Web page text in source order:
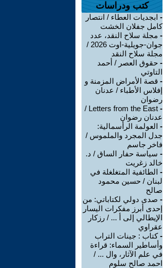
كتب ودراسات
- ابجديات العطاء / انتصار
كامل جفلان الخشت
- مجلة سلاح النقد، عدد
جوان-جويلية-اوت 2026 /
مجلة سلاح النقد
- حقوق العصر / أحمد
التاوتي
- قصة الأمراض المزمنة و
إفلاس الأطباء / عدنان
رضوان
-
Letters from the East /
عدنان رضوان
- العولمة الرأسمالية:
جدل المجرد والملموس /
فاخر جاسم
- سياسة حفار الساق / د.
خالد زغريت
- الطائفية المتغلغلة في
لبنان / حسين محمود
صالح
- صدى دولي لكتاباتي: من
إحدى أبرز مفكرات اليسار
الإيطالي إلى أ ... / رزكار
عقراوي
-كتاب : جينات التراب
وأساطير السماء: قراءة
في علم الآثار، وال ... /
احمد صالح سلوم